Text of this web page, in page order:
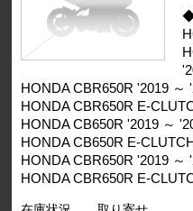
◆
HONDA CBR650R '2019 ～
HONDA CBR650R E-
HONDA CB650R '2019 ～
HONDA CB650R E-
HONDA CBR650R '2019 ～
HONDA CBR650R E-